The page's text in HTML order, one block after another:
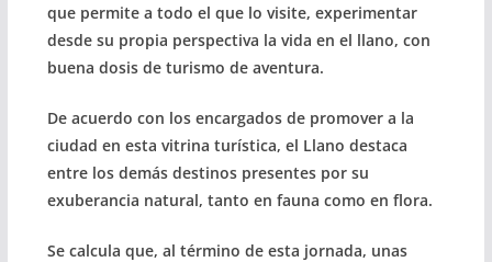
que permite a todo el que lo visite, experimentar
desde su propia perspectiva la vida en el llano, con
buena dosis de turismo de aventura.
De acuerdo con los encargados de promover a la
ciudad en esta vitrina turística, el Llano destaca
entre los demás destinos presentes por su
exuberancia natural, tanto en fauna como en flora.
Se calcula que, al término de esta jornada, unas